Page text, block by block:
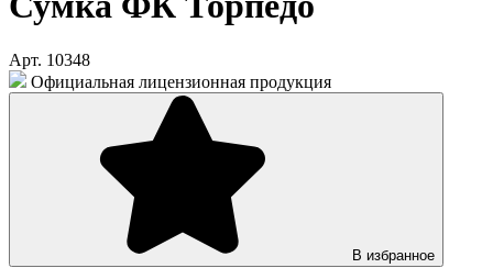
Арт. 10348
Официальная лицензионная продукция
В избранное